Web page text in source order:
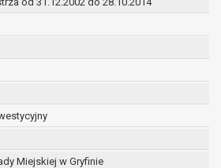
Miejskiej w Gryfinie
są wyłącznie na podstawie
udzielonej zgody w zakresie i celu
w treści zgody.
danych w celu
3, dane osobowe mogą być
upoważnionym odbiorcom lub
danych osobowych.
być:
które przetwarzają dane